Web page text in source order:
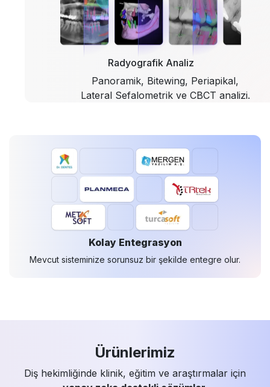
Radyografik Analiz
Panoramik, Bitewing, Periapikal,
Lateral Sefalometrik ve CBCT analizi.
Kolay Entegrasyon
Mevcut sisteminize sorunsuz bir şekilde entegre olur.
Ürünlerimiz
Diş hekimliğinde klinik, eğitim ve araştırmalar için